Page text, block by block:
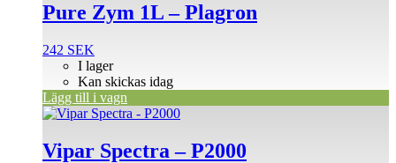
Pure Zym 1L – Plagron
242 SEK
I lager
Kan skickas idag
Lägg till i vagn
Vipar Spectra – P2000